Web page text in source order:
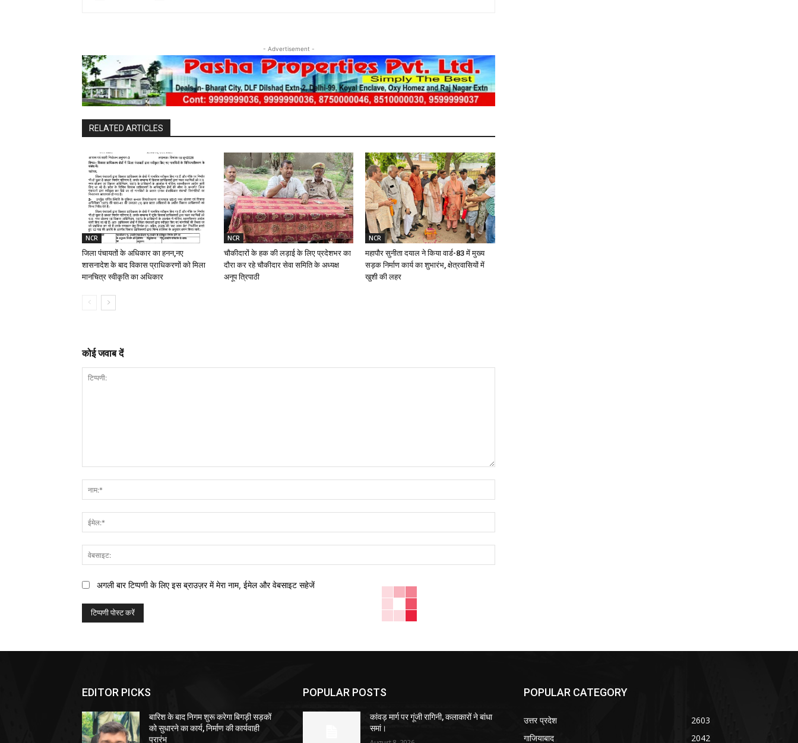
- Advertisement -
RELATED ARTICLES
NCR
जिला पंचायतों के अधिकार का हनन,नए
शासनादेश के बाद विकास प्राधिकरणों को मिला
मानचित्र स्वीकृति का अधिकार
NCR
चौकीदारों के हक की लड़ाई के लिए प्रदेशभर का
दौरा कर रहे चौकीदार सेवा समिति के अध्यक्ष
अनूप त्रिपाठी
NCR
महापौर सुनीता दयाल ने किया वार्ड-83 में मुख्य
सड़क निर्माण कार्य का शुभारंभ, क्षेत्रवासियों में
खुशी की लहर
कोई जवाब दें
अगली बार टिप्पणी के लिए इस ब्राउज़र में मेरा नाम, ईमेल और वेबसाइट सहेजें
EDITOR PICKS
बारिश के बाद निगम शुरू करेगा बिगड़ी सड़कों
को सुधारने का कार्य, निर्माण की कार्यवाही
प्रारंभ
POPULAR POSTS
कांवड़ मार्ग पर गूंजी रागिनी, कलाकारों ने बांधा
समां।
POPULAR CATEGORY
उत्तर प्रदेश
2603
गाजियाबाद
2042